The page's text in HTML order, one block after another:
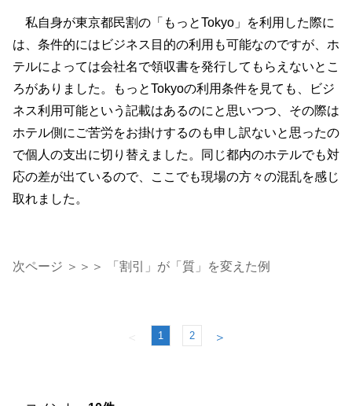
私自身が東京都民割の「もっとTokyo」を利用した際に
は、条件的にはビジネス目的の利用も可能なのですが、ホ
テルによっては会社名で領収書を発行してもらえないとこ
ろがありました。もっとTokyoの利用条件を見ても、ビジ
ネス利用可能という記載はあるのにと思いつつ、その際は
ホテル側にご苦労をお掛けするのも申し訳ないと思ったの
で個人の支出に切り替えました。同じ都内のホテルでも対
応の差が出ているので、ここでも現場の方々の混乱を感じ
取れました。
次ページ ＞＞＞ 「割引」が「質」を変えた例
＜ 1 2 ＞